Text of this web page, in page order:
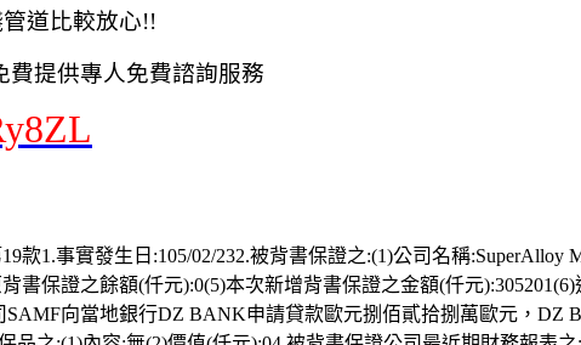
道比較放心!!
費提供專人免費諮詢服務
款1.事實發生日:105/02/232.被背書保證之:(1)公司名稱
書保證之餘額(仟元):0(5)本次新增背書保證之金額(仟元
向當地銀行DZ BANK申請貸款歐元捌佰貳拾捌萬歐元，